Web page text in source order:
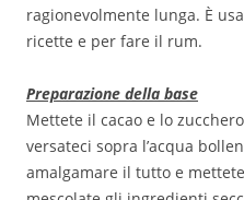
ragionevolmente lunga. È
ricette e per fare il rum.
Preparazione della base
Mettete il cacao e lo
versateci sopra l’acqua
amalgamare il tutto e